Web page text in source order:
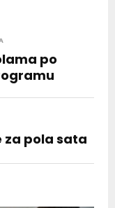
po
za pola sata